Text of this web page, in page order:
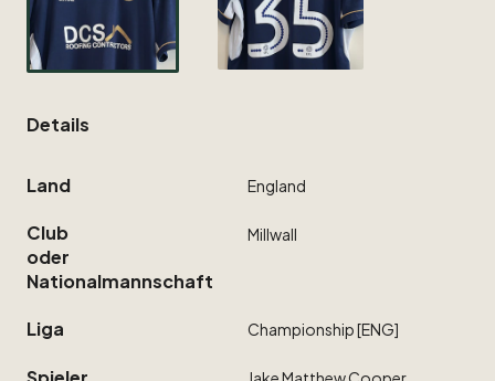
Details
Land England
Club
oder
Nationalmannschaft
Millwall
Liga Championship[ENG]